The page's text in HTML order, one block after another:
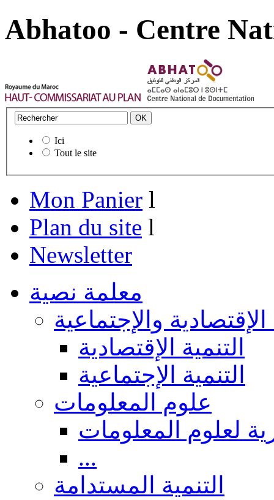
Abhatoo - Centre
Ici
Tout le site
Mon Panier l
Plan du site l
Newsletter
معلمة نصية
الإقتصادية والإجتماعية
التنمية الإقتصادية
التنمية الإجتماعية
علوم المعلومات
لعلوم المعلومات
...
التنمية المستدامة